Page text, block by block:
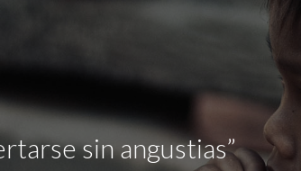
sin angustias”